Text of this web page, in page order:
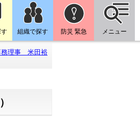
組織で探す 防災 緊急 メニュー
務理事 米田裕